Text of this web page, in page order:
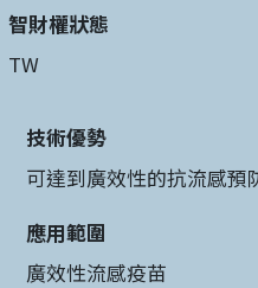
智財權狀態
TW
技術優勢
可達到廣效性的抗流感預
應用範圍
廣效性流感疫苗